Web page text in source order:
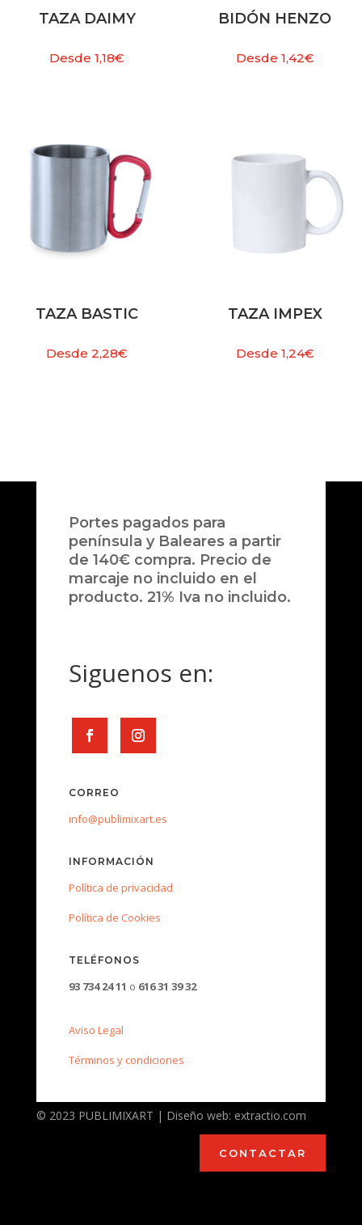
TAZA DAIMY
Desde1,18€
BIDÓN HENZO
Desde 1,42€
TAZA BASTIC
Desde2,28€
TAZA IMPEX
Desde 1,24€
Portes pagados para
península y Baleares a partir
de 140€ compra. Precio de
marcaje no incluido en el
producto. 21% Iva no incluido.
Siguenos en:
CORREO
info@publimixart.es
INFORMACIÓN
Política de privacidad
Política de Cookies
TELÉFONOS
93 734 24 11 o 616 31 39 32
Aviso Legal
Términos y condiciones
© 2023 PUBLIMIXART | Diseño web: extractio.com
CONTACTAR